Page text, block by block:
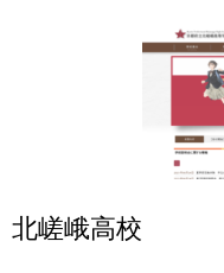
北嵯峨高校